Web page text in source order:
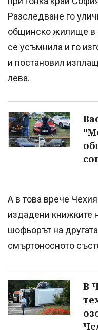
Разследване го
общинско жилище в
се усъмнила и го
и постановил
лева.
А в това врече
издадени книжките
шофьорът на
смъртоносното
В